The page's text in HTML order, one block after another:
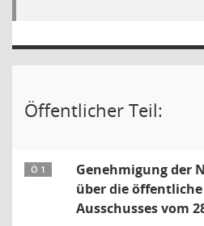
Öffentlicher Teil:
Ö 1
Genehmigung der
über die
Ausschusses vom